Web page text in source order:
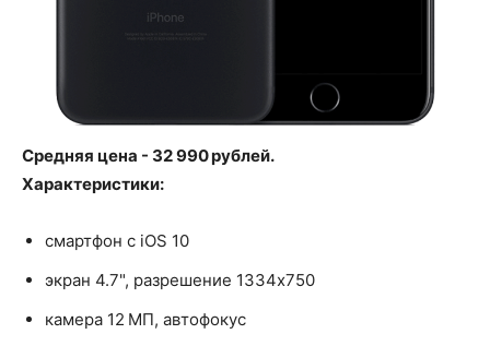
Средняя цена - 32 990 рублей.
Характеристики:
смартфон с iOS 10
экран 4.7", разрешение 1334x750
камера 12 МП, автофокус